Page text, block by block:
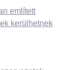
említett
kerülhetnek